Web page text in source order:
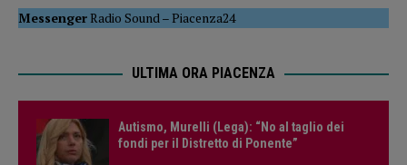
MessengerRadio Sound–Piacenza24
ULTIMA ORA PIACENZA
Autismo, Murelli (Lega): “No al taglio dei
fondi per il Distretto di Ponente”